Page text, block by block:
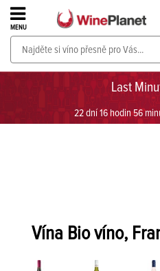
Last
22 dní 16 hodin 56
MENU
PROSECCO v akci až do -
Vína Bio víno,